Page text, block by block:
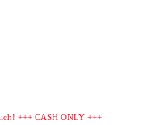
+++ CASH ONLY +++